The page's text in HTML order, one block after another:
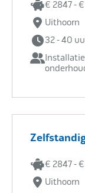
€ 2847 -
Uithoorn
32 - 40
€ 2847 -
Uithoorn